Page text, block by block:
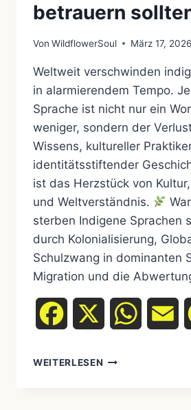
betrauern
Von WildflowerSoul März 17, 2026
Weltweit verschwinden
in alarmierendem Tempo.
Sprache ist nicht nur ein
weniger, sondern der
Wissens, kultureller
identitätsstiftender
ist das Herzstück von
und Weltverständnis.
sterben Indigene Sprachen
durch Kolonialisierung,
Schulzwang in dominanten
Migration und die
Facebook
WEITERLESEN